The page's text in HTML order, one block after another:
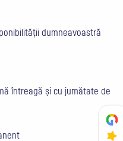
dumneavoastră
întreagă și cu jumătate de